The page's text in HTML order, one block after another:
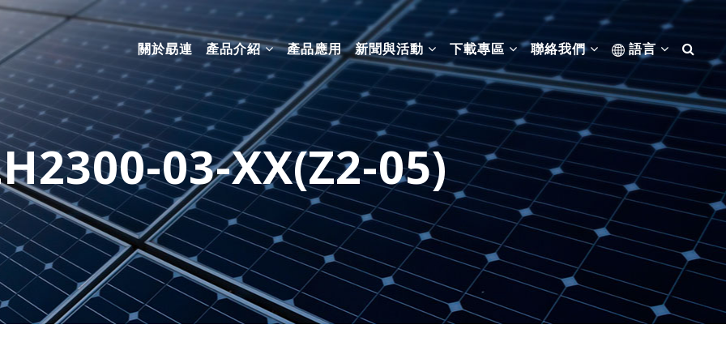
關於勗連 產品介紹 產品應用 新聞與活動 下載專區 聯絡我們 語言
03-XX(Z2-05)